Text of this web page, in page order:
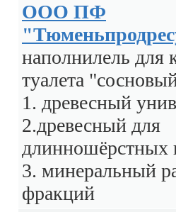
ООО ПФ
наполнилель для
туалета
1. древесный
2.древесный для
длинношёрстных
3. минеральный
фракций